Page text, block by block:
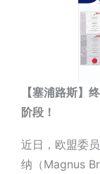
【塞浦路斯】
阶段！
近日 ，欧盟委
纳（Magnus